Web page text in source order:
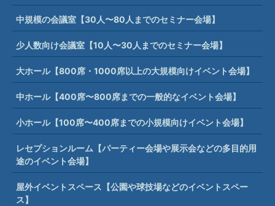
中規模の会議室【30人〜80人までのセミナー会場】
少人数向け会議室【10人〜30人までのセミナー会場】
大ホール【800席・1000席以上の大規模向けイベント会場】
中ホール【400席〜800席までの一般的なイベント会場】
小ホール【100席〜400席までの小規模向けイベント会場】
レセプションルーム【パーティー会場や展示会などの多目的用
途のイベント会場】
屋外イベントスペース【公園や球技場などのイベントスペー
ス】